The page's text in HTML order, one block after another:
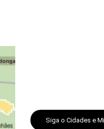
Siga o Cidades e